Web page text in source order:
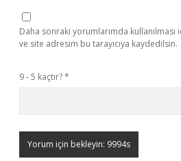
Daha sonraki yorumlarımda
ve site adresim bu tarayıcıya kaydedilsin.
9 - 5 kaçtır?*